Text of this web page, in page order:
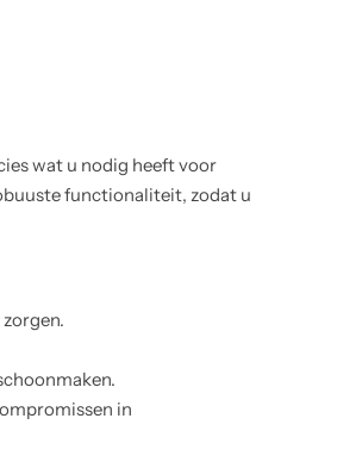
wat u nodig heeft voor
functionaliteit, zodat u
in